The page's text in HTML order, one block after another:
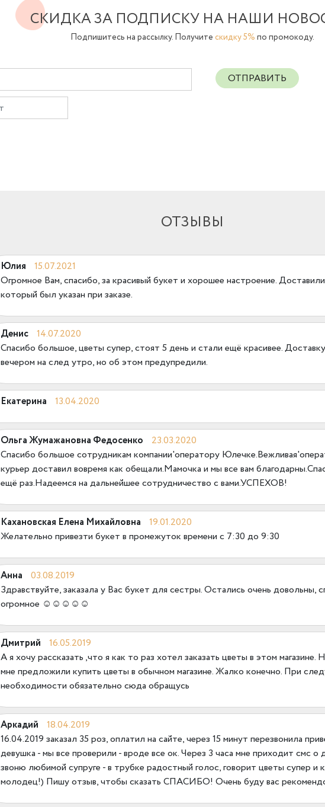
СКИДКА ЗА ПОДПИСКУ НА НАШИ
Подпишитесь на рассылку. Получите скидку 5% по промокоду.
ОТПРАВИТЬ
ОТЗЫВЫ
Юлия
15.07.2021
Огромное Вам, спасибо, за красивый букет и хорошее настроение.
который был указан при заказе.
Денис
14.07.2020
Спасибо большое, цветы супер, стоят 5 день и стали ещё красивее.
вечером на след утро, но об этом предупредили.
Екатерина 13.04.2020
Ольга Жумажановна Федосенко
23.03.2020
Спасибо большое сотрудникам компании'оператору
курьер доставил вовремя как обещали.Мамочка и мы все вам
ещё раз.Надеемся на дальнейшее сотрудничество с вами.УСПЕХОВ!
Кахановская Елена Михайловна
19.01.2020
Желательно привезти букет в промежуток времени с 7:30 до 9:30
Анна
03.08.2019
Здравствуйте, заказала у Вас букет для сестры. Остались очень довольны,
огромное ☺☺☺☺☺
Дмитрий
16.05.2019
А я хочу рассказать ,что я как то раз хотел заказать цветы в этом магазине.
мне предложили купить цветы в обычном магазине. Жалко конечно. При
необходимости обязательно сюда обращусь
Аркадий
18.04.2019
16.04.2019 заказал 35 роз, оплатил на сайте, через 15 минут перезвонила
девушка - мы все проверили - вроде все ок. Через 3 часа мне приходит смс о
звоню любимой супруге - в трубке радостный голос, говорит цветы супер и
молодец!) Пишу отзыв, чтобы сказать СПАСИБО! Очень буду вас